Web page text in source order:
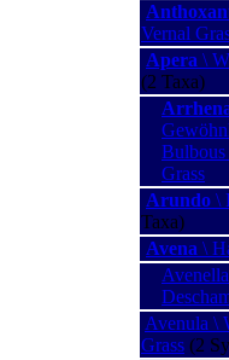
Vernal
Apera \
(2 Taxa)
Bulbous
Grass
Arundo \
Taxa)
Avena \
Avenula \
Grass (2